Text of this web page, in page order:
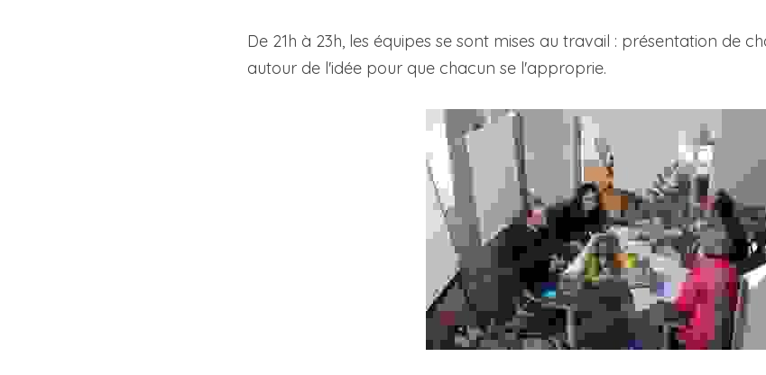
De 21h à 23h, les équipes se sont mises au travail : présentation de
autour de l'idée pour que chacun se l'approprie.